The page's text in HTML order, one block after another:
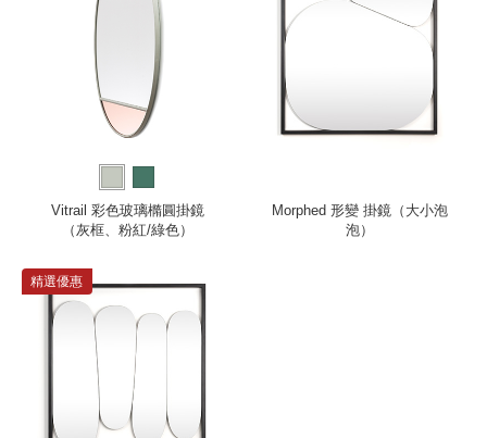
Vitrail 彩色玻璃橢圓掛鏡
（灰框、粉紅/綠色）
Morphed 形變 掛鏡（大小泡
泡）
精選優惠